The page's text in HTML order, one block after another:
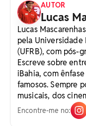
AUTOR
Lucas
Lucas
pela Universidade
(UFRB), com pós-
Escreve sobre
iBahia, com
famosos. Sempre
musicais, dos
Encontre-me no: